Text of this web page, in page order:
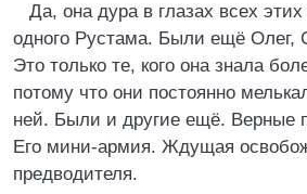
Да, она дура в глазах всех
одного Рустама. Были ещё Олег,
Это только те, кого она знала
потому что они постоянно
ней. Были и другие ещё. Верные
Его мини-армия. Ждущая
предводителя.